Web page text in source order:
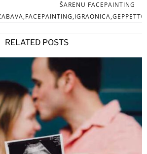
ŠARENU FACEPAINTING
RELATED POSTS